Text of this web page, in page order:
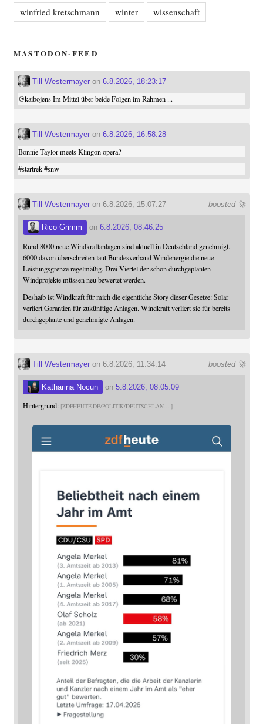
winfried kretschmann winter wissenschaft
MASTODON-FEED
Till Westermayeron 6.8.2026, 18:23:17
@kaibojensIm Mittel über beide Folgen im Rahmen ...
Till Westermayeron 6.8.2026, 16:58:28
Bonnie Taylor meets Klingon opera?
#startrek #snw
boosted 🚀
Till Westermayeron 6.8.2026, 15:07:27
Rico Grimm on 6.8.2026, 08:46:25
Rund 8000 neue Windkraftanlagen sind aktuell in Deutschland genehmigt.
6000 davon überschreiten laut Bundesverband Windenergie die neue
Leistungsgrenze regelmäßig. Drei Viertel der schon durchgeplanten
Windprojekte müssen neu bewertet werden.
Deshalb ist Windkraft für mich die eigentliche Story dieser Gesetze: Solar
verliert Garantien für zukünftige Anlagen. Windkraft verliert sie für bereits
durchgeplante und genehmigte Anlagen.
boosted 🚀
Till Westermayeron 6.8.2026, 11:34:14
Katharina Nocun on 5.8.2026, 08:05:09
Hintergrund: ZDFHEUTE.DE/POLITIK/DEUTSCHLAN